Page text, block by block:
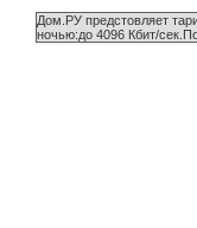
Дом.РУ предстовляет
ночью:до 4096 Кбит/